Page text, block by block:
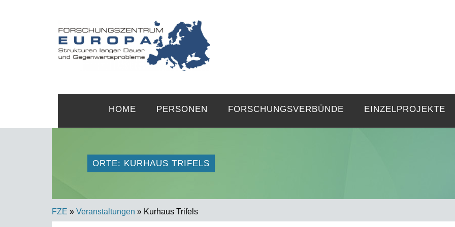
HOME PERSONEN FORSCHUNGSVERBÜNDE EINZELPROJEKTE
ORTE: KURHAUS TRIFELS
FZE » Veranstaltungen » Kurhaus Trifels